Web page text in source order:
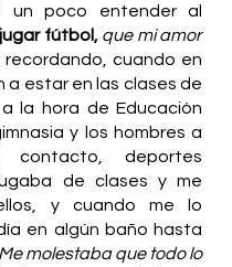
un poco entender al
fútbol, que mi amor
recordando, cuando en
a estar en las clases de
la hora de Educación
y los hombres a
deportes
de clases y me
y cuando me lo
en algún baño hasta
Me molestaba que todo lo